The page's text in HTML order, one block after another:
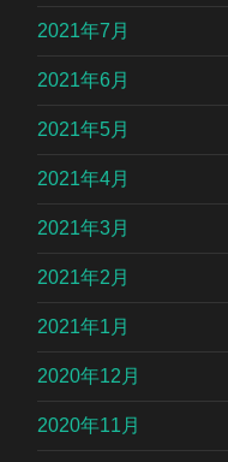
2021年7月
2021年6月
2021年5月
2021年4月
2021年3月
2021年2月
2021年1月
2020年12月
2020年11月